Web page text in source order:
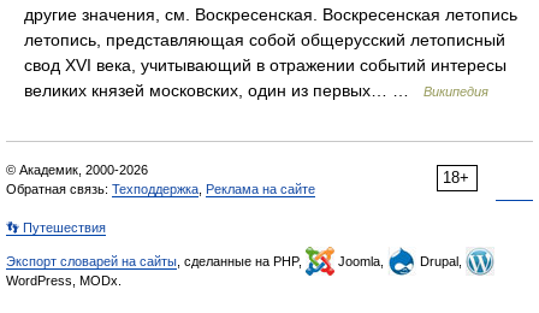
другие значения, см. Воскресенская. Воскресенская летопись
летопись, представляющая собой общерусский летописный
свод XVI века, учитывающий в отражении событий интересы
великих князей московских, один из первых… …
Википедия
18+
© Академик, 2000-2026
Обратная связь: Техподдержка Реклама на сайте
👣 Путешествия
Экспорт словарей на сайты , сделанные на PHP, Joomla,
Drupal,
WordPress, MODx.